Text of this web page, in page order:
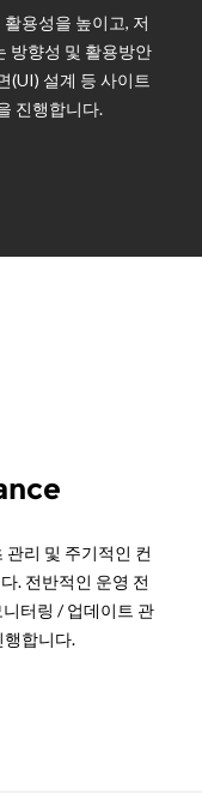
용성을 높이고, 저
방향성 및 활용방안
(UI) 설계 등 사이트
진행합니다.
리 및 주기적인 컨
. 전반적인 운영 전
터링 / 업데이트 관
행합니다.